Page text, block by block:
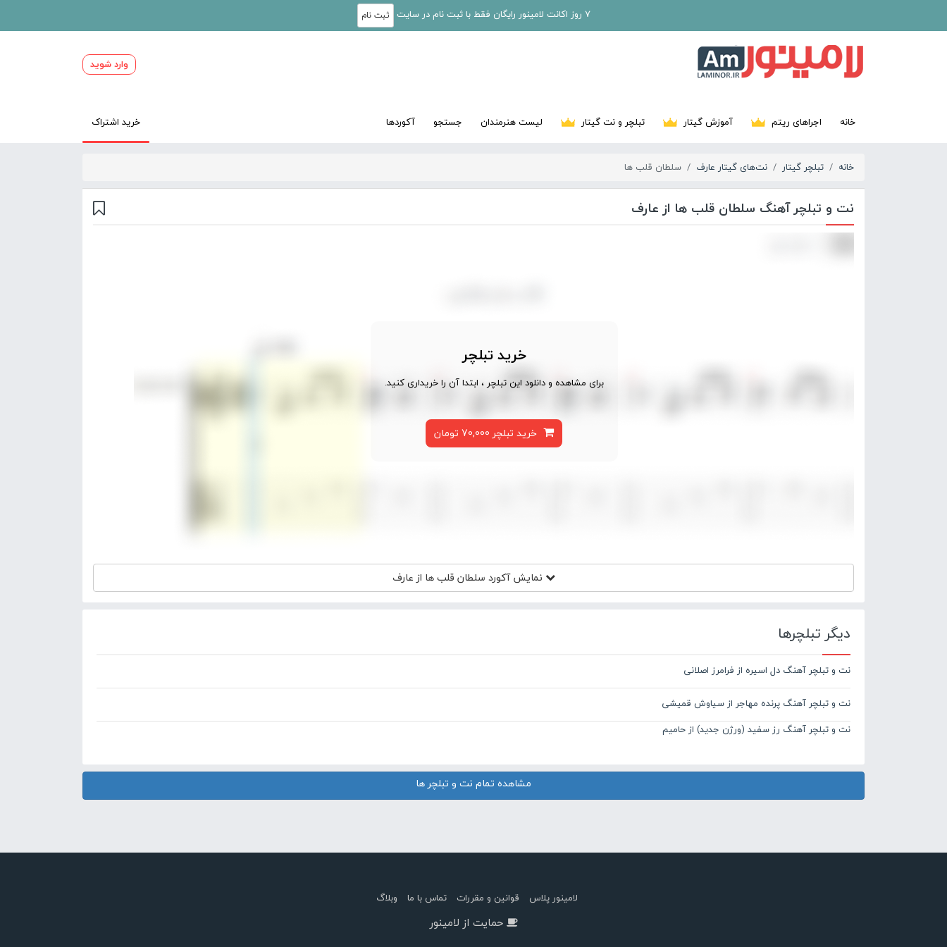
7 روز اکانت لامینور رایگان فقط با ثبت نام در سایت ثبت نام
وارد شوید
خانه اجراهای ریتم آموزش گیتار تبلچر و نت گیتار لیست هنرمندان جستجو آکوردها خرید اشتراک
خانه تبلچر گیتار نت‌های گیتار عارف سلطان قلب ها
نت و تبلچر آهنگ سلطان قلب ها از عارف
خرید تبلچر
برای مشاهده و دانلود این تبلچر ، ابتدا آن را خریداری کنید.
سلطان قلب ها از عارف
دیگر تبلچرها
نت و تبلچر آهنگ دل اسیره از فرامرز اصلانی
نت و تبلچر آهنگ پرنده مهاجر از سیاوش قمیشی
نت و تبلچر آهنگ رز سفید (ورژن جدید) از حامیم
مشاهده تمام نت و تبلچر ها
لامینور پلاس قوانین و مقررات تماس با ما وبلاگ
حمایت از لامینور